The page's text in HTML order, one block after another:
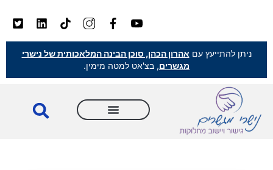
ניתן להתייעץ עם אהרון הכהן, סוכן הבינה המלאכותית של נישרי
מגשרים, בצ'אט למטה מימין.